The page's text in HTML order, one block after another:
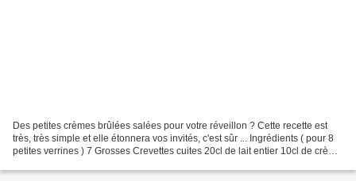
Des petites crèmes brûlées salées pour votre réveillon ? Cette recette est
très, très simple et elle étonnera vos invités, c'est sûr ... Ingrédients ( pour 8
petites verrines ) 7 Grosses Crevettes cuites 20cl de lait entier 10cl de crème